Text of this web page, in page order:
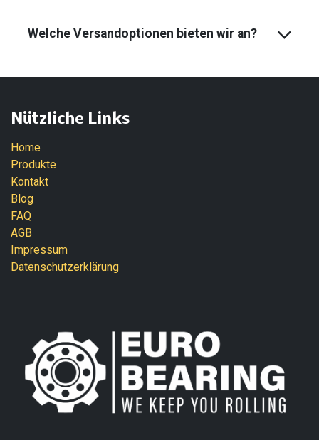
Welche Versandoptionen bieten wir an?
Nützliche Links
Home
Produkte
Kontakt
Blog
FAQ
AGB
Impressum
Datenschutzerklärung